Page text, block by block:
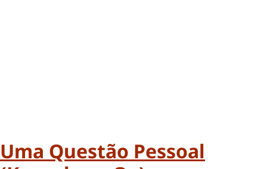
Uma Questão Pessoal